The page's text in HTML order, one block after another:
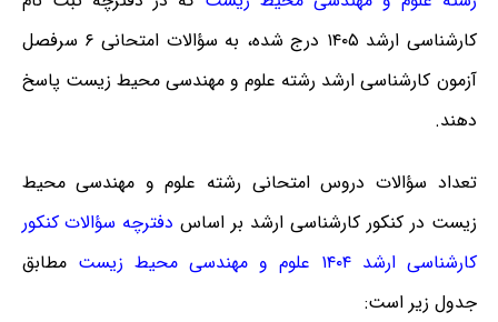
کارشناسی ارشد ۱۴۰۵ درج شده، به سؤالات امتحانی ۶ سرفصل
آزمون کارشناسی ارشد رشته علوم و مهندسی محیط زیست پاسخ
دهند.
تعداد سؤالات دروس امتحانی رشته علوم و مهندسی محیط
زیست در کنکور کارشناسی ارشد بر اساس دفترچه سؤالات کنکور
کارشناسی ارشد ۱۴۰۴ علوم و مهندسی محیط زیست
مطابق
جدول زیر است: